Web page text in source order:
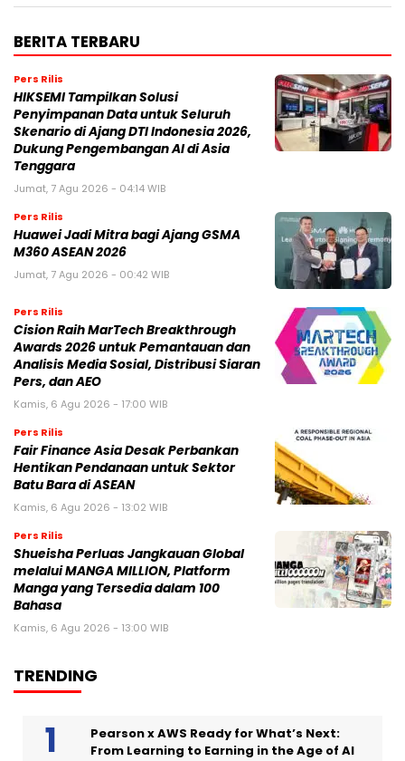
BERITA TERBARU
Pers Rilis
HIKSEMI Tampilkan Solusi
Penyimpanan Data untuk Seluruh
Skenario di Ajang DTI Indonesia 2026,
Dukung Pengembangan AI di Asia
Tenggara
Jumat, 7 Agu 2026 - 04:14 WIB
Pers Rilis
Huawei Jadi Mitra bagi Ajang GSMA
M360 ASEAN 2026
Jumat, 7 Agu 2026 - 00:42 WIB
Pers Rilis
Cision Raih MarTech Breakthrough
Awards 2026 untuk Pemantauan dan
Analisis Media Sosial, Distribusi Siaran
Pers, dan AEO
Kamis, 6 Agu 2026 - 17:00 WIB
Pers Rilis
Fair Finance Asia Desak Perbankan
Hentikan Pendanaan untuk Sektor
Batu Bara di ASEAN
Kamis, 6 Agu 2026 - 13:02 WIB
Pers Rilis
Shueisha Perluas Jangkauan Global
melalui MANGA MILLION, Platform
Manga yang Tersedia dalam 100
Bahasa
Kamis, 6 Agu 2026 - 13:00 WIB
TRENDING
Pearson x AWS Ready for What’s Next:
From Learning to Earning in the Age of AI